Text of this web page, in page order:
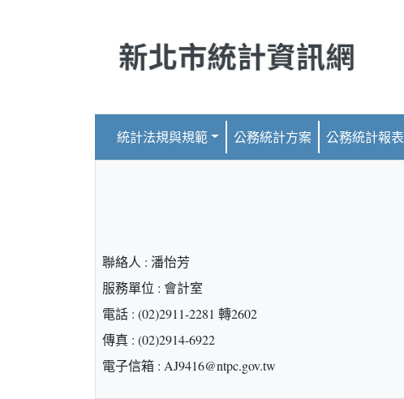
統計法規與規範 公務統計方案 公務統計報表
聯絡人 : 潘怡芳
服務單位 : 會計室
電話 : (02)2911-2281 轉2602
傳真 : (02)2914-6922
電子信箱 : AJ9416@ntpc.gov.tw